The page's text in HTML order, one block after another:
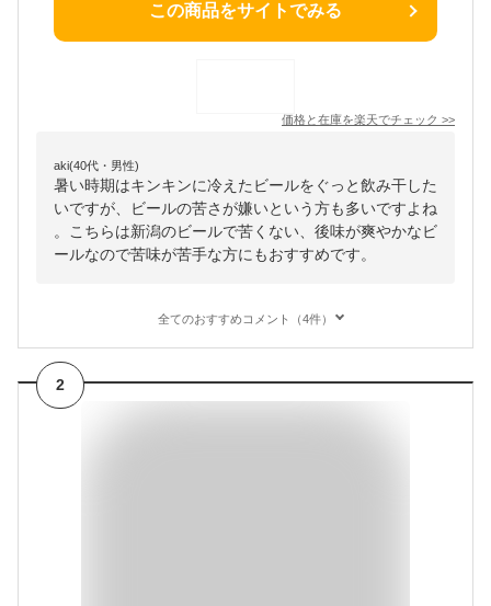
この商品をサイトでみる
価格と在庫を楽天でチェック >>
aki(40代・男性)
暑い時期はキンキンに冷えたビールをぐっと飲み干した
いですが、ビールの苦さが嫌いという方も多いですよね
。こちらは新潟のビールで苦くない、後味が爽やかなビ
ールなので苦味が苦手な方にもおすすめです。
全てのおすすめコメント（4件）
2